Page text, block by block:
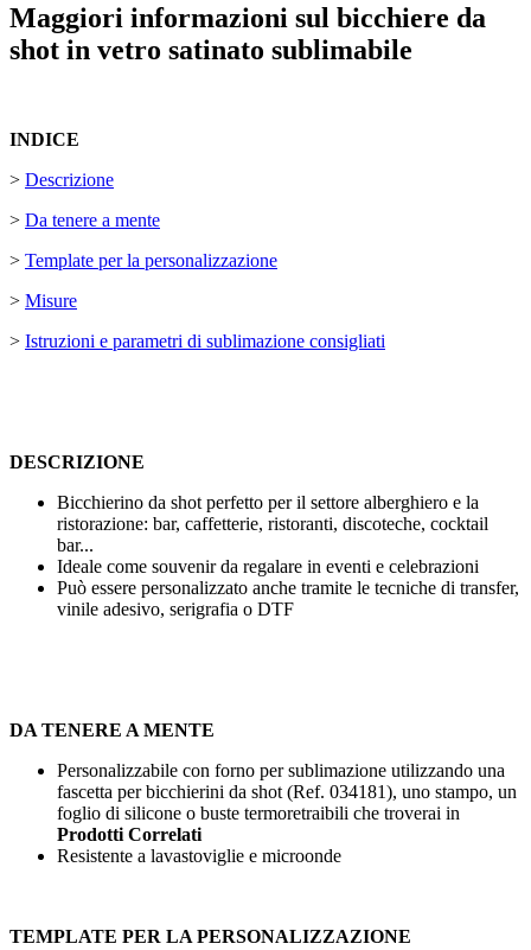
Maggiori informazioni sul bicchiere da
shot in vetro satinato sublimabile
INDICE
> Descrizione
> Da tenere a mente
> Template per la personalizzazione
> Misure
> Istruzioni e parametri di sublimazione consigliati
DESCRIZIONE
Bicchierino da shot perfetto per il settore alberghiero e la
ristorazione: bar, caffetterie, ristoranti, discoteche, cocktail
bar...
Ideale come souvenir da regalare in eventi e celebrazioni
Può essere personalizzato anche tramite le tecniche di transfer,
vinile adesivo, serigrafia o DTF
DA TENERE A MENTE
Personalizzabile con forno per sublimazione utilizzando una
fascetta per bicchierini da shot (Ref. 034181), uno stampo, un
foglio di silicone o buste termoretraibili che troverai in
Prodotti Correlati
Resistente a lavastoviglie e microonde
TEMPLATE PER LA PERSONALIZZAZIONE